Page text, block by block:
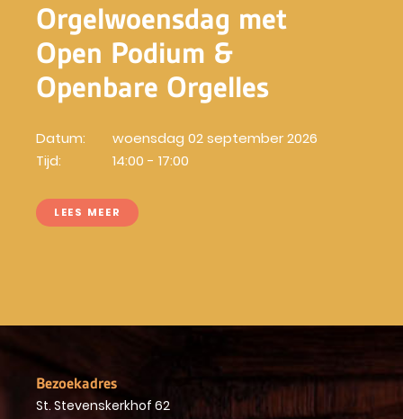
Orgelwoensdag met
Open Podium &
Openbare Orgelles
Datum:
Tijd:
woensdag 02 september 2026
14:00 - 17:00
LEES MEER
Bezoekadres
St. Stevenskerkhof 62